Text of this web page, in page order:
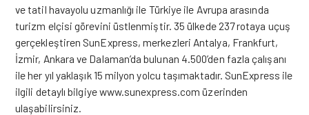
ve tatil havayolu uzmanlığı ile Türkiye ile Avrupa arasında
turizm elçisi görevini üstlenmiştir. 35ülkede237 rotaya uçuş
gerçekleştiren SunExpress, merkezleri Antalya, Frankfurt,
İzmir, Ankara ve Dalaman’da bulunan 4.500’den fazla çalışanı
ile her yıl yaklaşık 15 milyon yolcu taşımaktadır. SunExpress ile
ilgili detaylı bilgiyewww.sunexpress.com üzerinden
ulaşabilirsiniz.